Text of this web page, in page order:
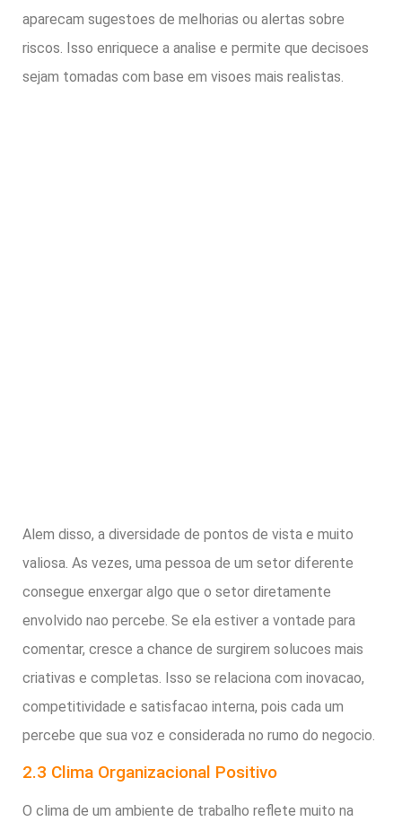
aparecam sugestoes de melhorias ou alertas sobre
riscos. Isso enriquece a analise e permite que decisoes
sejam tomadas com base em visoes mais realistas.
Alem disso, a diversidade de pontos de vista e muito
valiosa. As vezes, uma pessoa de um setor diferente
consegue enxergar algo que o setor diretamente
envolvido nao percebe. Se ela estiver a vontade para
comentar, cresce a chance de surgirem solucoes mais
criativas e completas. Isso se relaciona com inovacao,
competitividade e satisfacao interna, pois cada um
percebe que sua voz e considerada no rumo do negocio.
2.3 Clima Organizacional Positivo
O clima de um ambiente de trabalho reflete muito na